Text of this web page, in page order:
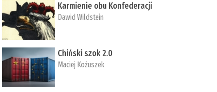
Karmienie obu Konfederacji
Dawid Wildstein
Chiński szok 2.0
Maciej Kożuszek